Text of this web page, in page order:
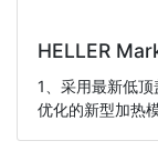
HELLER
1、采用最新低顶
优化的新型加热